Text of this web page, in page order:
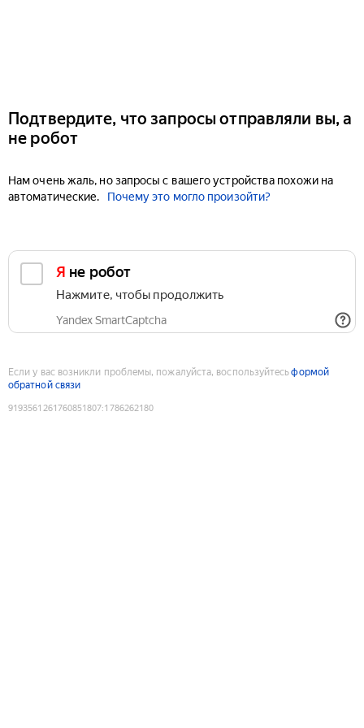
Подтвердите, что запросы отправляли вы, а
не робот
Нам очень жаль, но запросы с вашего устройства похожи на
автоматические.
Почему это могло произойти?
Я не робот
Нажмите, чтобы продолжить
Yandex SmartCaptcha
Если у вас возникли проблемы, пожалуйста, воспользуйтесьформой
обратной связи
9193561261760851807:1786262180